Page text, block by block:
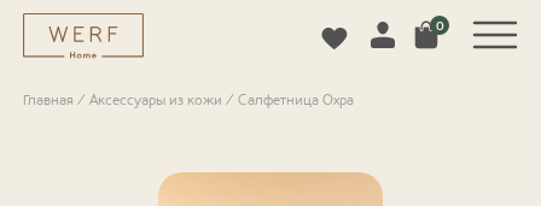
0
Главная / Аксессуары из кожи / Салфетница Охра